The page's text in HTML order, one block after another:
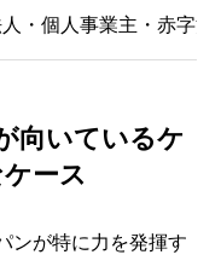
・個人事業主・赤字決
向いているケ
ース
ンが特に力を発揮す